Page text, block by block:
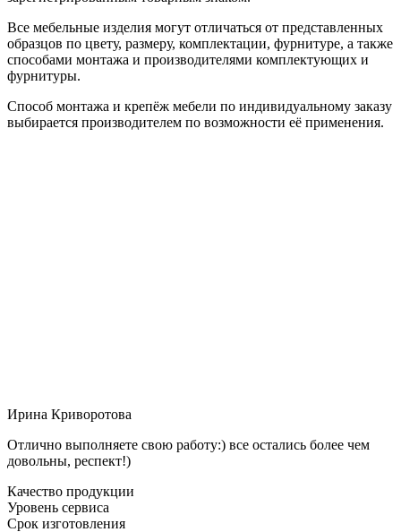
Все мебельные изделия могут отличаться от представленных
образцов по цвету, размеру, комплектации, фурнитуре, а также
способами монтажа и производителями комплектующих и
фурнитуры.
Способ монтажа и крепёж мебели по индивидуальному заказу
выбирается производителем по возможности её применения.
Ирина Криворотова
Отлично выполняете свою работу:) все остались более чем
довольны, респект!)
Качество продукции
Уровень сервиса
Срок изготовления